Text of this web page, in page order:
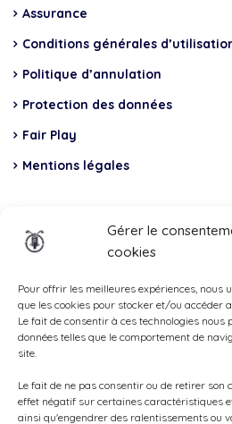
Gérer le
cookies
Pour offrir les meilleures expériences, nous
que les cookies pour stocker et/ou accéder
Le fait de consentir à ces technologies
données telles que le comportement de
site.
Le fait de ne pas consentir ou de retirer son
effet négatif sur certaines caractéristiques
ainsi qu'engendrer des ralentissements ou
Assurance
Conditions générales
Politique d’annulation
Protection des données
Fair Play
Mentions légales
Total Casco, Partner